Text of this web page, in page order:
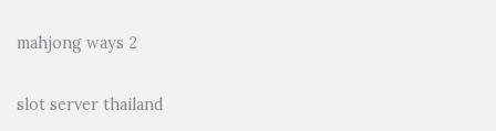
mahjong ways 2
slot server thailand